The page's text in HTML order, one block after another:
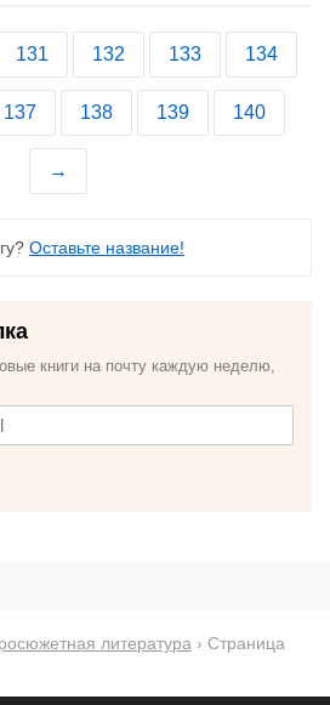
131 132 133 134
137 138 139 140
→
Оставьте название!
книги на почту каждую неделю,
литература › Страница